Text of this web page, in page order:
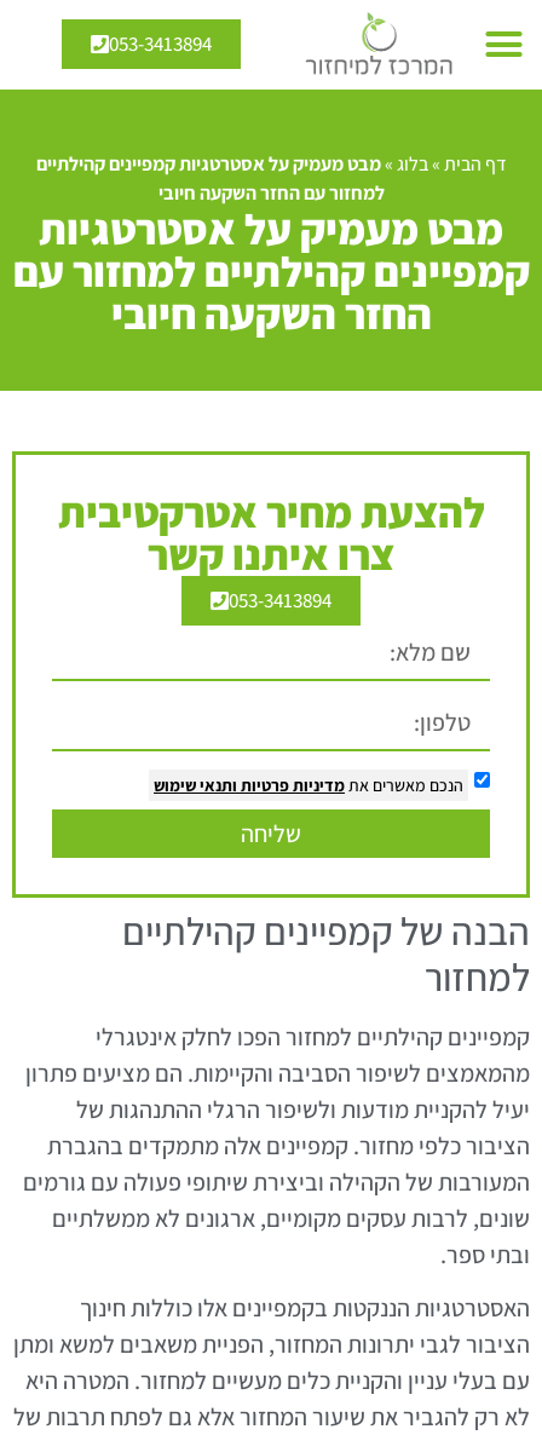
053-3413894
דף הבית»בלוג»מבט מעמיק על אסטרטגיות קמפיינים קהילתיים
למחזור עם החזר השקעה חיובי
מבט מעמיק על אסטרטגיות
קמפיינים קהילתיים למחזור עם
החזר השקעה חיובי
להצעת מחיר אטרקטיבית
צרו איתנו קשר
053-3413894
הנכם מאשרים את מדיניות פרטיות ותנאי שימוש
שליחה
הבנה של קמפיינים קהילתיים
למחזור
קמפיינים קהילתיים למחזור הפכו לחלק אינטגרלי
מהמאמצים לשיפור הסביבה והקיימות. הם מציעים פתרון
יעיל להקניית מודעות ולשיפור הרגלי ההתנהגות של
הציבור כלפי מחזור. קמפיינים אלה מתמקדים בהגברת
המעורבות של הקהילה וביצירת שיתופי פעולה עם גורמים
שונים, לרבות עסקים מקומיים, ארגונים לא ממשלתיים
ובתי ספר.
האסטרטגיות הננקטות בקמפיינים אלו כוללות חינוך
הציבור לגבי יתרונות המחזור, הפניית משאבים למשא ומתן
עם בעלי עניין והקניית כלים מעשיים למחזור. המטרה היא
לא רק להגביר את שיעור המחזור אלא גם לפתח תרבות של